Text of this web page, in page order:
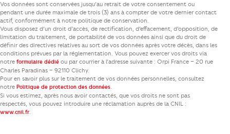
Vos données sont conservées jusqu’au retrait de votre consentement ou
pendant une durée maximale de trois (3) ans à compter de votre dernier contact
actif, conformément à notre politique de conservation.
Vous disposez d’un droit d’accès, de rectification, d’effacement, d’opposition, de
limitation du traitement, de portabilité de vos données ainsi que du droit de
définir des directives relatives au sort de vos données après votre décès, dans les
conditions prévues par la réglementation. Vous pouvez exercer vos droits via
notre formulaire dédié ou par courrier à l’adresse suivante : Orpi France – 20 rue
Charles Paradinas – 92110 Clichy.
Pour en savoir plus sur le traitement de vos données personnelles, consultez
notre Politique de protection des données.
Si vous estimez, après nous avoir contactés, que vos droits ne sont pas
respectés, vous pouvez introduire une réclamation auprès de la CNIL :
www.cnil.fr.